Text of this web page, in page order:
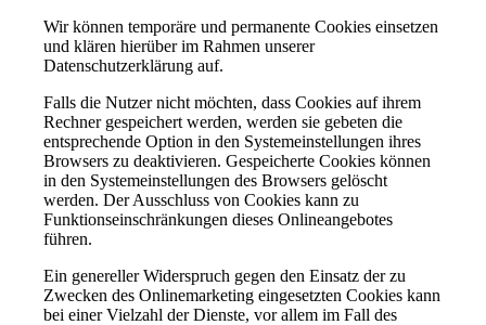
Wir können temporäre und permanente Cookies einsetzen
und klären hierüber im Rahmen unserer
Datenschutzerklärung auf.
Falls die Nutzer nicht möchten, dass Cookies auf ihrem
Rechner gespeichert werden, werden sie gebeten die
entsprechende Option in den Systemeinstellungen ihres
Browsers zu deaktivieren. Gespeicherte Cookies können
in den Systemeinstellungen des Browsers gelöscht
werden. Der Ausschluss von Cookies kann zu
Funktionseinschränkungen dieses Onlineangebotes
führen.
Ein genereller Widerspruch gegen den Einsatz der zu
Zwecken des Onlinemarketing eingesetzten Cookies kann
bei einer Vielzahl der Dienste, vor allem im Fall des